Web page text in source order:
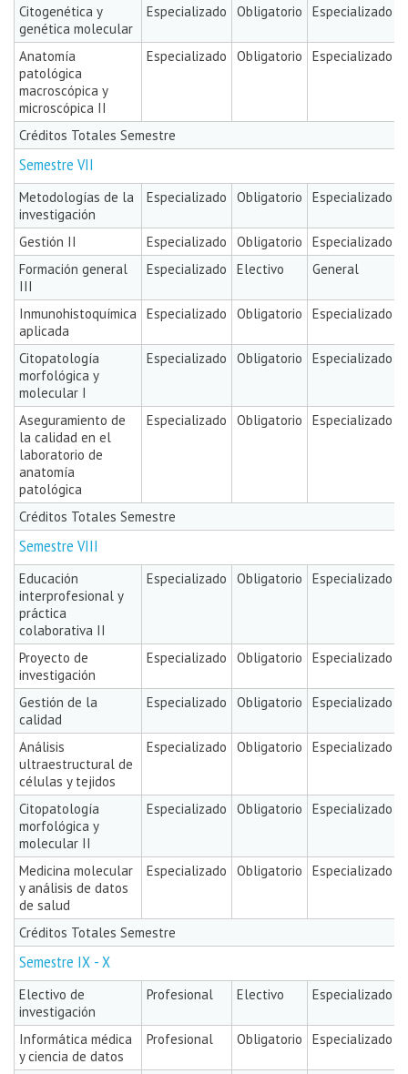
Citogenética y
genética molecular
Especializado Obligatorio Especializado
Anatomía
patológica
macroscópica y
microscópica II
Especializado Obligatorio Especializado
Créditos Totales Semestre
Semestre VII
Metodologías de la
investigación
Especializado Obligatorio Especializado
Gestión II Especializado Obligatorio
Especializado
Formación general
III
Especializado Electivo General
Inmunohistoquímica
aplicada
Especializado Obligatorio Especializado
Citopatología
morfológica y
molecular I
Especializado Obligatorio Especializado
Aseguramiento de
la calidad en el
laboratorio de
anatomía
patológica
Especializado Obligatorio Especializado
Créditos Totales Semestre
Semestre VIII
Educación
interprofesional y
práctica
colaborativa II
Especializado Obligatorio Especializado
Proyecto de
investigación
Especializado Obligatorio Especializado
Gestión de la
calidad
Especializado Obligatorio Especializado
Análisis
ultraestructural de
células y tejidos
Especializado Obligatorio Especializado
Citopatología
morfológica y
molecular II
Especializado Obligatorio Especializado
Medicina molecular
y análisis de datos
de salud
Especializado Obligatorio Especializado
Créditos Totales Semestre
Semestre IX - X
Electivo de
investigación
Profesional Electivo Especializado
Informática médica
y ciencia de datos
Profesional Obligatorio Especializado